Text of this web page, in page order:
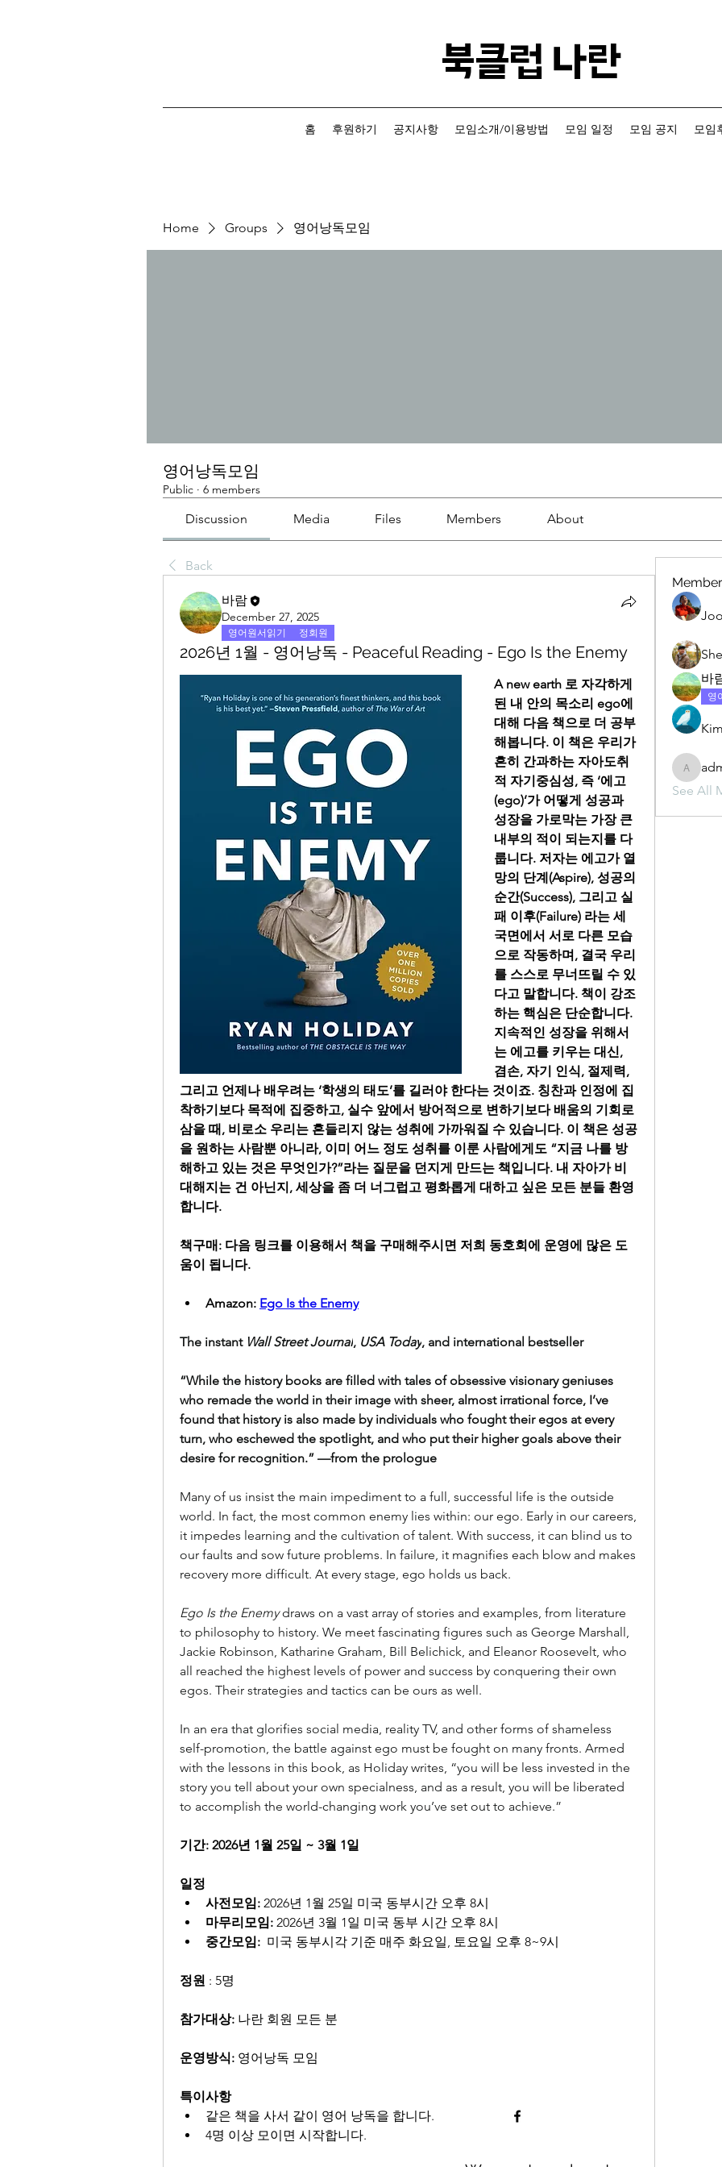
​북클럽 나란
홈 후원하기 공지사항 모임소개/이용방법 모임 일정 모임 공지 모임
Home Groups 영어낭독모임
영어낭독모임
Public · 6 members
Discussion Media Files Members About
Back
바람
December 27, 2025
영어원서읽기 정회원
2026년 1월 - 영어낭독 - Peaceful Reading - Ego Is the Enemy
A new earth 로 자각하게
된 내 안의 목소리 ego에
대해 다음 책으로 더 공부
해봅니다. 이 책은 우리가
흔히 간과하는 자아도취
적 자기중심성, 즉 ‘에고
(ego)’가 어떻게 성공과
성장을 가로막는 가장 큰
내부의 적이 되는지를 다
룹니다. 저자는 에고가 열
망의 단계(Aspire), 성공의
순간(Success), 그리고 실
패 이후(Failure) 라는 세
국면에서 서로 다른 모습
으로 작동하며, 결국 우리
를 스스로 무너뜨릴 수 있
다고 말합니다. 책이 강조
하는 핵심은 단순합니다.
지속적인 성장을 위해서
는 에고를 키우는 대신,
겸손, 자기 인식, 절제력,
그리고 언제나 배우려는 ‘학생의 태도’를 길러야 한다는 것이죠. 칭찬과 인정에 집
착하기보다 목적에 집중하고, 실수 앞에서 방어적으로 변하기보다 배움의 기회로
삼을 때, 비로소 우리는 흔들리지 않는 성취에 가까워질 수 있습니다. 이 책은 성공
을 원하는 사람뿐 아니라, 이미 어느 정도 성취를 이룬 사람에게도 “지금 나를 방
해하고 있는 것은 무엇인가?”라는 질문을 던지게 만드는 책입니다. 내 자아가 비
대해지는 건 아닌지, 세상을 좀 더 너그럽고 평화롭게 대하고 싶은 모든 분들 환영
합니다.
책구매: 다음 링크를 이용해서 책을 구매해주시면 저희 동호회에 운영에 많은 도
움이 됩니다.
Amazon: Ego Is the Enemy
The instant Wall Street Journal, USA Today, and international bestseller
“While the history books are filled with tales of obsessive visionary geniuses
who remade the world in their image with sheer, almost irrational force, I’ve
found that history is also made by individuals who fought their egos at every
turn, who eschewed the spotlight, and who put their higher goals above their
desire for recognition.” —from the prologue
Many of us insist the main impediment to a full, successful life is the outside
world. In fact, the most common enemy lies within: our ego. Early in our careers,
it impedes learning and the cultivation of talent. With success, it can blind us to
our faults and sow future problems. In failure, it magnifies each blow and makes
recovery more difficult. At every stage, ego holds us back.
Ego Is the Enemy draws on a vast array of stories and examples, from literature
to philosophy to his­tory. We meet fascinating figures such as George Marshall,
Jackie Robinson, Katharine Graham, Bill Belichick, and Eleanor Roosevelt, who
all reached the highest levels of power and success by con­quering their own
egos. Their strategies and tactics can be ours as well.
In an era that glorifies social media, reality TV, and other forms of shameless
self-promotion, the battle against ego must be fought on many fronts. Armed
with the lessons in this book, as Holiday writes, “you will be less invested in the
story you tell about your own specialness, and as a result, you will be liberated
to accomplish the world-changing work you’ve set out to achieve.”
기간: 2026년 1월 25일 ~ 3월 1일
일정
사전모임: 2026년 1월 25일 미국 동부시간 오후 8시
마무리모임: 2026년 3월 1일 미국 동부 시간 오후 8시
중간모임: 미국 동부시각 기준 매주 화요일, 토요일 오후 8~9시
정원 : 5명
참가대상: 나란 회원 모든 분
운영방식: 영어낭독 모임
특이사항
같은 책을 사서 같이 영어 낭독을 합니다.
4명 이상 모이면 시작합니다.
바
영
admin
See All